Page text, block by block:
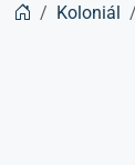
Koloniál